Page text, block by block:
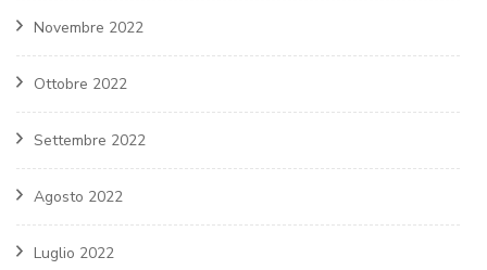
Novembre 2022
Ottobre 2022
Settembre 2022
Agosto 2022
Luglio 2022